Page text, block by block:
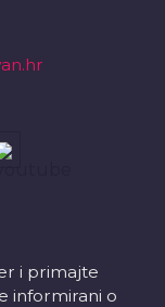
i primajte
informirani o